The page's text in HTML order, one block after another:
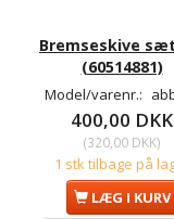
Bremseskive
(60514881)
Model/varenr.:
400,00 DKK
(320,00 DKK)
1 stk tilbage på
LÆG I KURV